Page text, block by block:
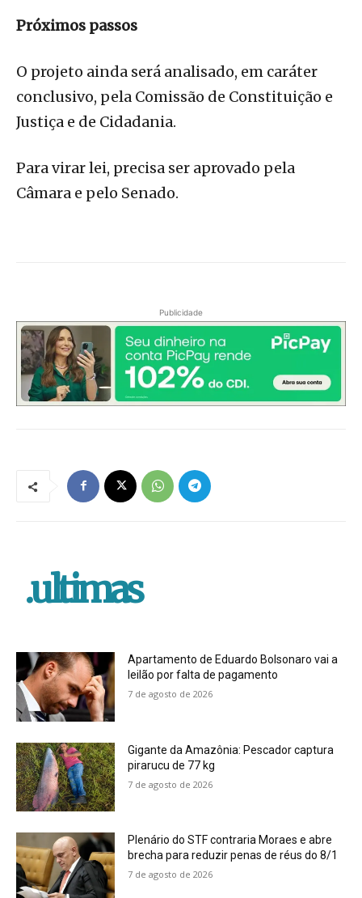
Próximos passos
O projeto ainda será analisado, em caráter
conclusivo, pela Comissão de Constituição e
Justiça e de Cidadania.
Para virar lei, precisa ser aprovado pela
Câmara e pelo Senado.
Publicidade
.ultimas
Apartamento de Eduardo Bolsonaro vai a
leilão por falta de pagamento
7 de agosto de 2026
Gigante da Amazônia: Pescador captura
pirarucu de 77 kg
7 de agosto de 2026
Plenário do STF contraria Moraes e abre
brecha para reduzir penas de réus do 8/1
7 de agosto de 2026